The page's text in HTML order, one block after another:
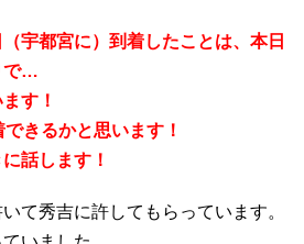
宇都宮に）到着したことは、本日
で…
す！
きるかと思います！
話します！
て秀吉に許してもらっています。